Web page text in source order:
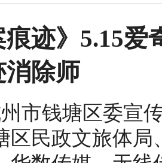
痕迹》5.15
除师
市钱塘区委宣
区民政文旅体